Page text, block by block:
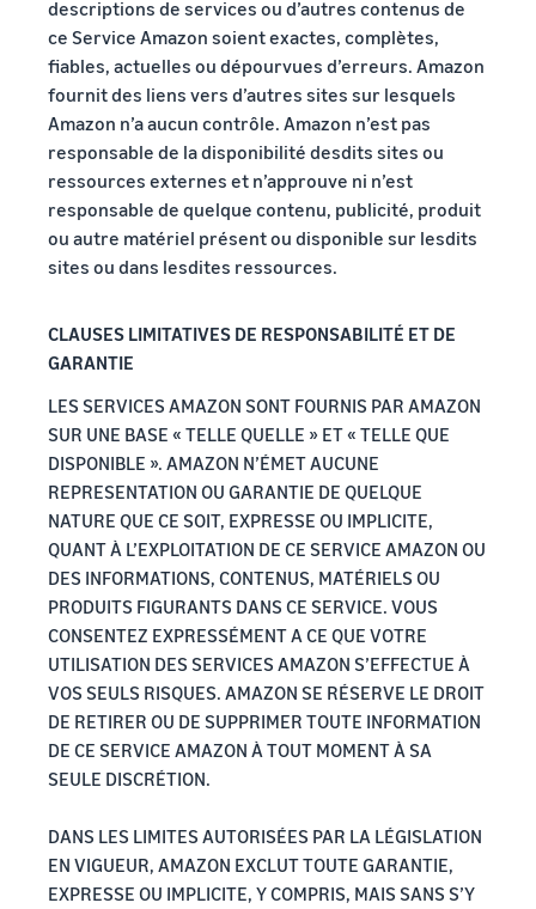
descriptions de services ou d’autres contenus de
ce Service Amazon soient exactes, complètes,
fiables, actuelles ou dépourvues d’erreurs. Amazon
fournit des liens vers d’autres sites sur lesquels
Amazon n’a aucun contrôle. Amazon n’est pas
responsable de la disponibilité desdits sites ou
ressources externes et n’approuve ni n’est
responsable de quelque contenu, publicité, produit
ou autre matériel présent ou disponible sur lesdits
sites ou dans lesdites ressources.
CLAUSES LIMITATIVES DE RESPONSABILITÉ ET DE
GARANTIE
LES SERVICES AMAZON SONT FOURNIS PAR AMAZON
SUR UNE BASE « TELLE QUELLE » ET « TELLE QUE
DISPONIBLE ». AMAZON N’ÉMET AUCUNE
REPRESENTATION OU GARANTIE DE QUELQUE
NATURE QUE CE SOIT, EXPRESSE OU IMPLICITE,
QUANT À L’EXPLOITATION DE CE SERVICE AMAZON OU
DES INFORMATIONS, CONTENUS, MATÉRIELS OU
PRODUITS FIGURANTS DANS CE SERVICE. VOUS
CONSENTEZ EXPRESSÉMENT A CE QUE VOTRE
UTILISATION DES SERVICES AMAZON S’EFFECTUE À
VOS SEULS RISQUES. AMAZON SE RÉSERVE LE DROIT
DE RETIRER OU DE SUPPRIMER TOUTE INFORMATION
DE CE SERVICE AMAZON À TOUT MOMENT À SA
SEULE DISCRÉTION.
DANS LES LIMITES AUTORISÉES PAR LA LÉGISLATION
EN VIGUEUR, AMAZON EXCLUT TOUTE GARANTIE,
EXPRESSE OU IMPLICITE, Y COMPRIS, MAIS SANS S’Y